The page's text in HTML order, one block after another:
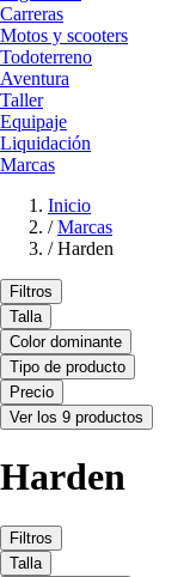
Carreras
Motos y scooters
Todoterreno
Aventura
Taller
Equipaje
Liquidación
Marcas
Inicio
/ Marcas
/ Harden
Filtros
Talla
Color dominante
Tipo de producto
Precio
Ver los 9 productos
Harden
Filtros
Talla